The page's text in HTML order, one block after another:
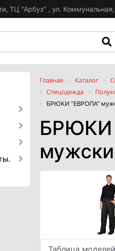
ТЦ "Арбуз" , ул.
Главная Каталог
Спецодежда
БРЮКИ "ЕВРОПА"
БРЮКИ